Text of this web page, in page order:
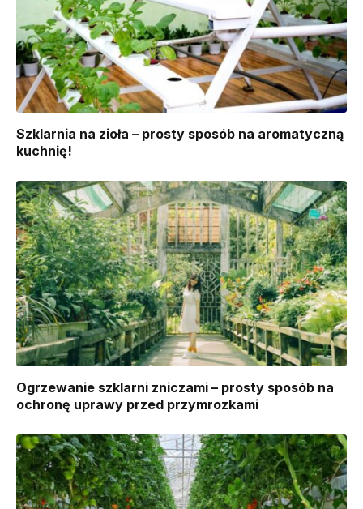
Szklarnia na zioła – prosty sposób na aromatyczną
kuchnię!
Ogrzewanie szklarni zniczami – prosty sposób na
ochronę uprawy przed przymrozkami